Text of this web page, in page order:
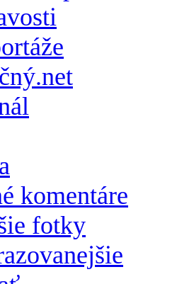
komentáre
fotky